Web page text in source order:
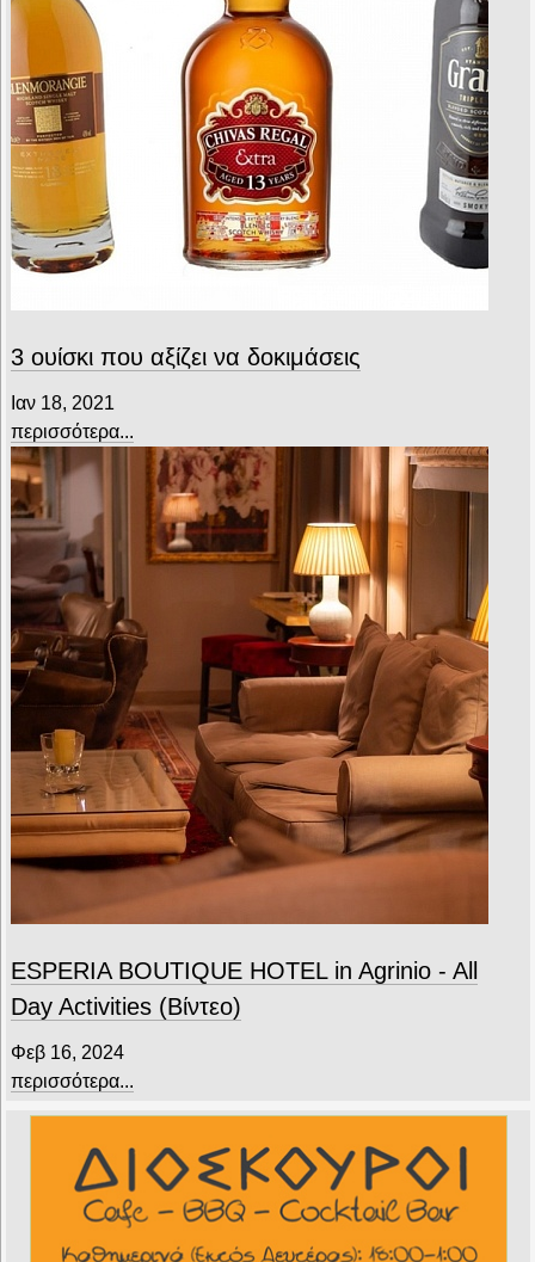
3 ουίσκι που αξίζει να δοκιμάσεις
Ιαν 18, 2021
περισσότερα...
ESPERIA BOUTIQUE HOTEL in Agrinio - All
Day Activities (Βίντεο)
Φεβ 16, 2024
περισσότερα...